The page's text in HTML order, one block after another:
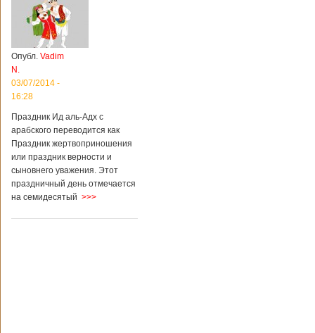
Опубл. Vadim
N.
03/07/2014 -
16:28
Праздник Ид аль-Адх с
арабского переводится как
Праздник жертвоприношения
или праздник верности и
сыновнего уважения. Этот
праздничный день отмечается
на семидесятый >>>